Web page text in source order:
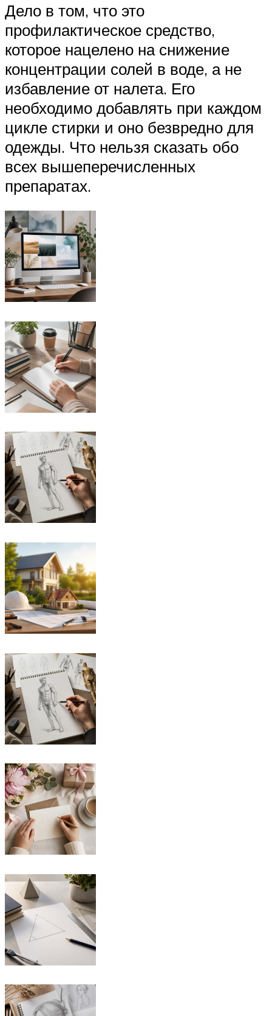
Дело в том, что это
профилактическое средство,
которое нацелено на снижение
концентрации солей в воде, а не
избавление от налета. Его
необходимо добавлять при каждом
цикле стирки и оно безвредно для
одежды. Что нельзя сказать обо
всех вышеперечисленных
препаратах.